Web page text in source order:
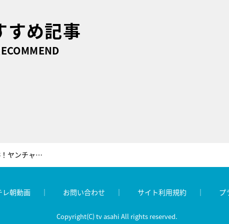
すめ記事
ド派手な成人式のソノサキ大追跡！ヤンチャな新成人の真面目な素顔が明らかに
レ朝動画 お問い合わせ サイト利用規約 プ
Copyright(C) tv asahi All rights reserved.